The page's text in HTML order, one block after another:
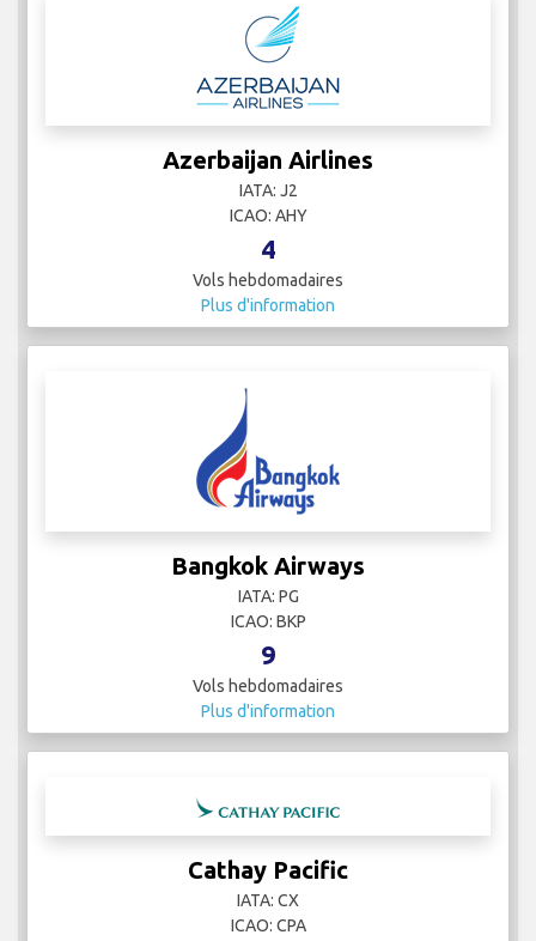
Azerbaijan Airlines
IATA: J2
ICAO: AHY
4
Vols hebdomadaires
Plus d'information
Bangkok Airways
IATA: PG
ICAO: BKP
9
Vols hebdomadaires
Plus d'information
Cathay Pacific
IATA: CX
ICAO: CPA